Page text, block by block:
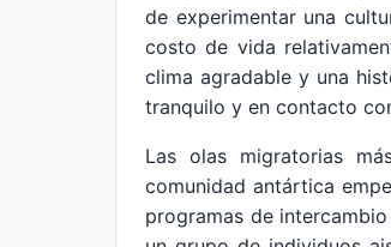
de experimentar una
costo de vida
clima agradable y una
tranquilo y en contacto
Las olas migratorias
comunidad antártica
programas de